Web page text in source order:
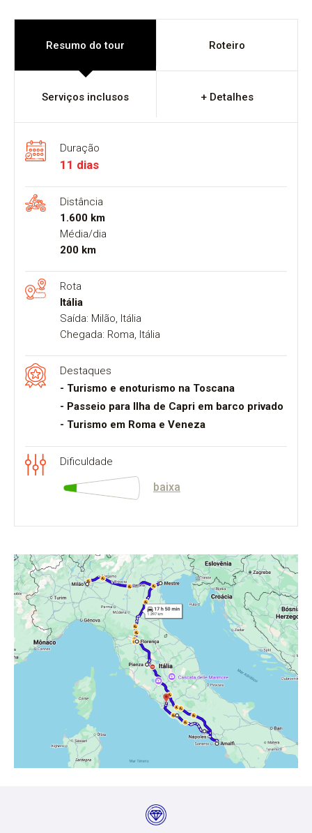
Resumo do tour Roteiro
Serviços inclusos + Detalhes
Duração
11 dias
Distância
1.600 km
Média/dia
200 km
Rota
Itália
Saída: Milão, Itália
Chegada: Roma, Itália
Destaques
- Turismo e enoturismo na Toscana
- Passeio para Ilha de Capri em barco privado
- Turismo em Roma e Veneza
Dificuldade
baixa